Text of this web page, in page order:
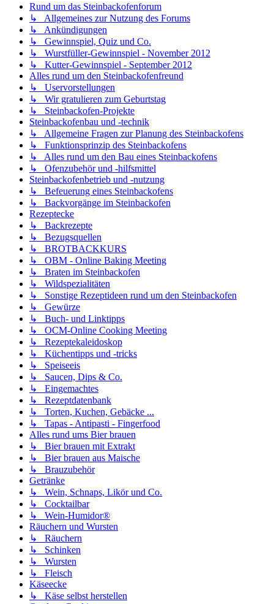
Rund um das Steinbackofenforum
↳ Allgemeines zur Nutzung des Forums
↳ Ankündigungen
↳ Gewinnspiel, Quiz und Co.
↳ Wurstfüller-Gewinnspiel - November 2012
↳ Kutter-Gewinnspiel - September 2012
Alles rund um den Steinbackofenfreund
↳ Uservorstellungen
↳ Wir gratulieren zum Geburtstag
↳ Steinbackofen-Projekte
Steinbackofenbau und -technik
↳ Allgemeine Fragen zur Planung des Steinbackofens
↳ Funktionsprinzip des Steinbackofens
↳ Alles rund um den Bau eines Steinbackofens
↳ Ofenzubehör und -hilfsmittel
Steinbackofenbetrieb und -nutzung
↳ Befeuerung eines Steinbackofens
↳ Backvorgänge im Steinbackofen
Rezeptecke
↳ Backrezepte
↳ Bezugsquellen
↳ BROTBACKKURS
↳ OBM - Online Baking Meeting
↳ Braten im Steinbackofen
↳ Wildspezialitäten
↳ Sonstige Rezeptideen rund um den Steinbackofen
↳ Gewürze
↳ Buch- und Linktipps
↳ OCM-Online Cooking Meeting
↳ Rezeptekaleidoskop
↳ Küchentipps und -tricks
↳ Speiseeis
↳ Saucen, Dips & Co.
↳ Eingemachtes
↳ Rezeptdatenbank
↳ Torten, Kuchen, Gebäcke ...
↳ Tapas - Antipasti - Fingerfood
Alles rund ums Bier brauen
↳ Bier brauen mit Extrakt
↳ Bier brauen aus Maische
↳ Brauzubehör
Getränke
↳ Wein, Schnaps, Likör und Co.
↳ Cocktailbar
↳ Wein-Humidor®
Räuchern und Wursten
↳ Räuchern
↳ Schinken
↳ Wursten
↳ Fleisch
Käseecke
↳ Käse selbst herstellen